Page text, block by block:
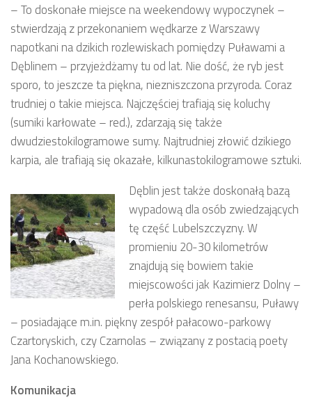
– To doskonałe miejsce na weekendowy wypoczynek –
stwierdzają z przekonaniem wędkarze z Warszawy
napotkani na dzikich rozlewiskach pomiędzy Puławami a
Dęblinem – przyjeżdżamy tu od lat. Nie dość, że ryb jest
sporo, to jeszcze ta piękna, niezniszczona przyroda. Coraz
trudniej o takie miejsca. Najczęściej trafiają się koluchy
(sumiki karłowate – red.), zdarzają się także
dwudziestokilogramowe sumy. Najtrudniej złowić dzikiego
karpia, ale trafiają się okazałe, kilkunastokilogramowe sztuki.
Dęblin jest także doskonałą bazą
wypadową dla osób zwiedzających
tę część Lubelszczyzny. W
promieniu 20-30 kilometrów
znajdują się bowiem takie
miejscowości jak Kazimierz Dolny –
perła polskiego renesansu, Puławy
– posiadające m.in. piękny zespół pałacowo-parkowy
Czartoryskich, czy Czarnolas – związany z postacią poety
Jana Kochanowskiego.
Komunikacja